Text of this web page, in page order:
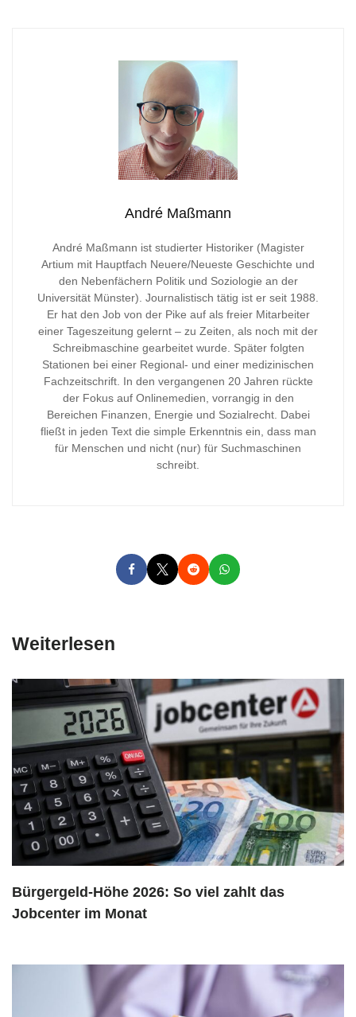
André Maßmann
André Maßmann ist studierter Historiker (Magister
Artium mit Hauptfach Neuere/Neueste Geschichte und
den Nebenfächern Politik und Soziologie an der
Universität Münster). Journalistisch tätig ist er seit 1988.
Er hat den Job von der Pike auf als freier Mitarbeiter
einer Tageszeitung gelernt – zu Zeiten, als noch mit der
Schreibmaschine gearbeitet wurde. Später folgten
Stationen bei einer Regional- und einer medizinischen
Fachzeitschrift. In den vergangenen 20 Jahren rückte
der Fokus auf Onlinemedien, vorrangig in den
Bereichen Finanzen, Energie und Sozialrecht. Dabei
fließt in jeden Text die simple Erkenntnis ein, dass man
für Menschen und nicht (nur) für Suchmaschinen
schreibt.
Weiterlesen
Bürgergeld-Höhe 2026: So viel zahlt das
Jobcenter im Monat